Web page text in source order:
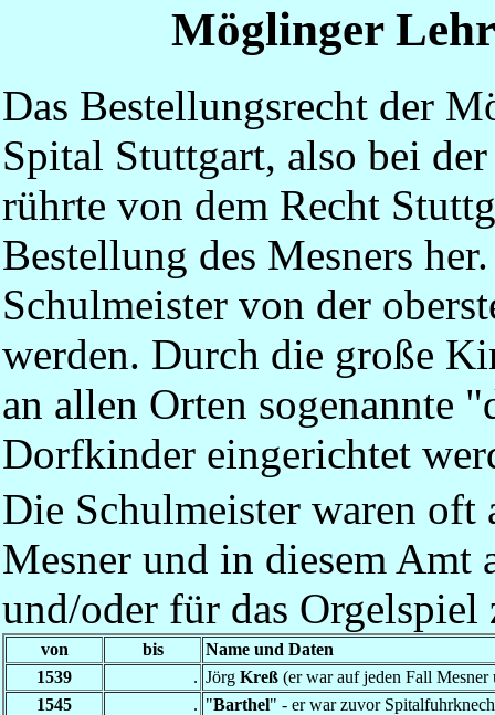
Möglinger
Das Bestellungsrecht der
Spital Stuttgart, also bei
rührte von dem Recht
Bestellung des Mesners
Schulmeister von der
werden. Durch die große
an allen Orten sogenannte
Dorfkinder eingerichtet
Die Schulmeister waren oft
Mesner und in diesem Amt
und/oder für das Orgelspiel
von bis
Name und Daten
1539
. Jörg Kreß (er war auf jeden Fall
1545
. "Barthel" - er war zuvor